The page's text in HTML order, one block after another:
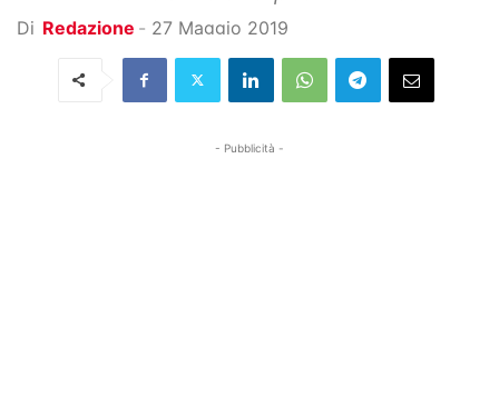
Di Redazione - 27 Maggio 2019
- Pubblicità -